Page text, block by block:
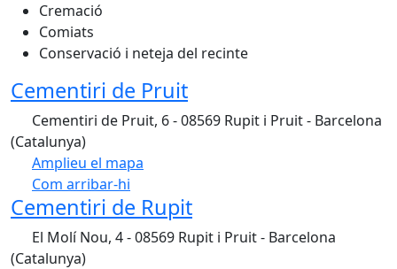
Cremació
Comiats
Conservació i neteja del recinte
Cementiri de Pruit
Cementiri de Pruit, 6 - 08569 Rupit i Pruit - Barcelona
(Catalunya)
Amplieu el mapa
Com arribar-hi
+
−
Cementiri de Rupit
El Molí Nou, 4 - 08569 Rupit i Pruit - Barcelona
(Catalunya)